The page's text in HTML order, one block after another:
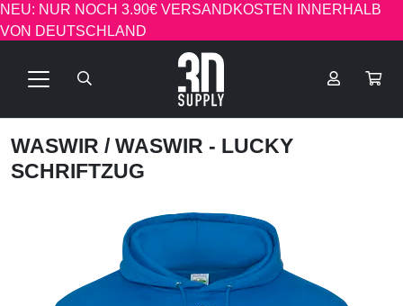
NEU: NUR NOCH 3.90€ VERSANDKOSTEN INNERHALB
VON DEUTSCHLAND
WASWIR / WASWIR - LUCKY
SCHRIFTZUG